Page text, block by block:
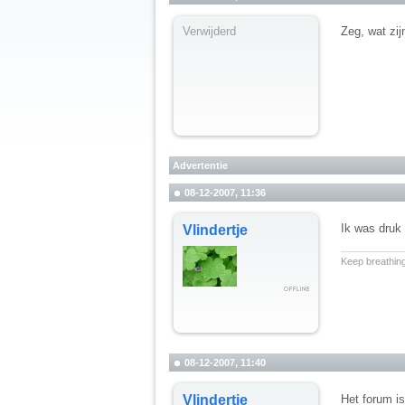
Verwijderd Zeg, wat
Advertentie
08-12-2007, 11:36
Vlindertje
Ik was
Keep
08-12-2007, 11:40
Vlindertje Het forum